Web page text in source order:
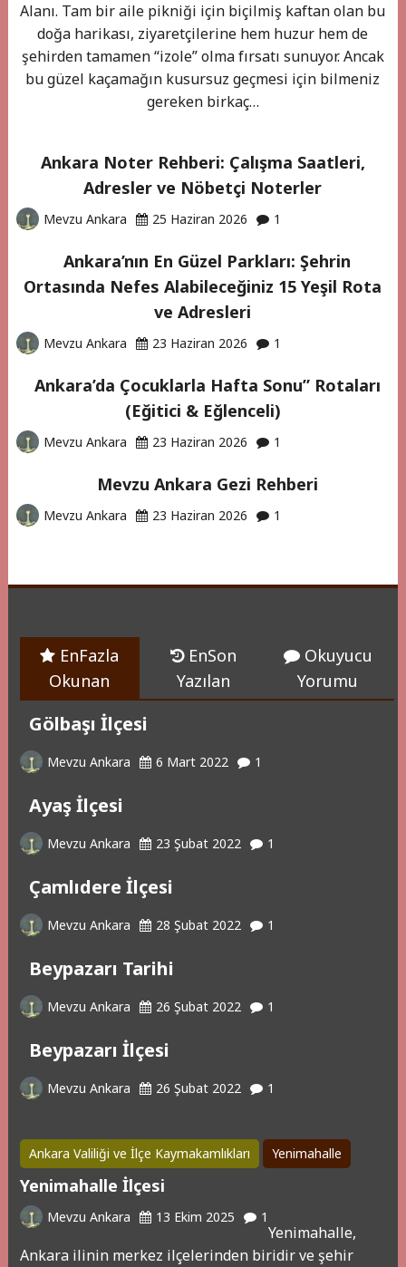
Alanı. Tam bir aile pikniği için biçilmiş kaftan olan bu
doğa harikası, ziyaretçilerine hem huzur hem de
şehirden tamamen “izole” olma fırsatı sunuyor. Ancak
bu güzel kaçamağın kusursuz geçmesi için bilmeniz
gereken birkaç…
Ankara Noter Rehberi: Çalışma Saatleri,
Adresler ve Nöbetçi Noterler
Mevzu Ankara 25 Haziran 2026 1
Ankara’nın En Güzel Parkları: Şehrin
Ortasında Nefes Alabileceğiniz 15 Yeşil Rota
ve Adresleri
Mevzu Ankara 23 Haziran 2026 1
Ankara’da Çocuklarla Hafta Sonu” Rotaları
(Eğitici & Eğlenceli)
Mevzu Ankara 23 Haziran 2026 1
Mevzu Ankara Gezi Rehberi
Mevzu Ankara 23 Haziran 2026 1
EnFazla
Okunan
EnSon
Yazılan
Okuyucu
Yorumu
Gölbaşı İlçesi
Mevzu Ankara 6 Mart 2022 1
Ayaş İlçesi
Mevzu Ankara 23 Şubat 2022 1
Çamlıdere İlçesi
Mevzu Ankara 28 Şubat 2022 1
Beypazarı Tarihi
Mevzu Ankara 26 Şubat 2022 1
Beypazarı İlçesi
Mevzu Ankara 26 Şubat 2022 1
Ankara Valiliği ve İlçe Kaymakamlıkları Yenimahalle
Yenimahalle İlçesi
Mevzu Ankara 13 Ekim 2025 1
Yenimahalle,
Ankara ilinin merkez ilçelerinden biridir ve şehir